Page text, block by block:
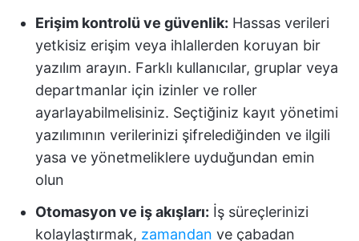
Erişim kontrolü ve güvenlik: Hassas verileri
yetkisiz erişim veya ihlallerden koruyan bir
yazılım arayın. Farklı kullanıcılar, gruplar veya
departmanlar için izinler ve roller
ayarlayabilmelisiniz. Seçtiğiniz kayıt yönetimi
yazılımının verilerinizi şifrelediğinden ve ilgili
yasa ve yönetmeliklere uyduğundan emin
olun
Otomasyon ve iş akışları: İş süreçlerinizi
kolaylaştırmak, zamandan ve çabadan